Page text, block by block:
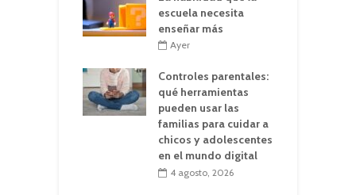
escuela necesita
enseñar más
Ayer
Controles parentales:
qué herramientas
pueden usar las
familias para cuidar a
chicos y adolescentes
en el mundo digital
4 agosto, 2026